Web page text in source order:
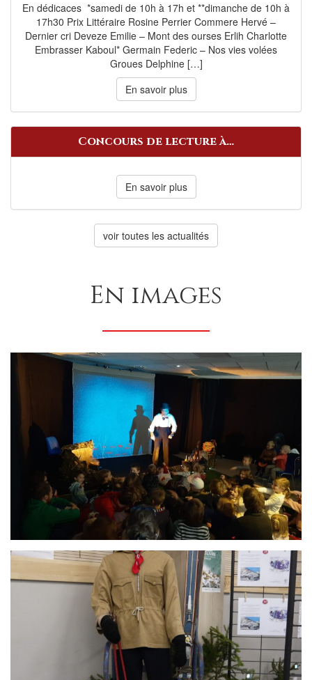
En dédicaces *samedi de 10h à 17h et **dimanche de 10h à
17h30 Prix Littéraire Rosine Perrier Commere Hervé –
Dernier cri Deveze Emilie – Mont des ourses Erlih Charlotte
Embrasser Kaboul* Germain Federic – Nos vies volées
Groues Delphine […]
En savoir plus
Concours de lecture à…
En savoir plus
voir toutes les actualités
En images